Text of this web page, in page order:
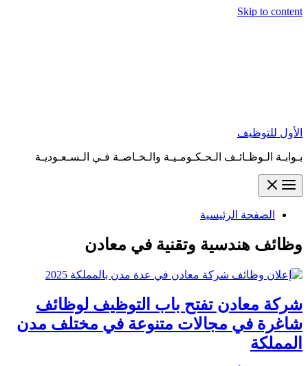
Skip to content
الأول للتوظيف
بـوابـة الـوظـائـف الـحـكـومـيـة والـخـاصـة فـي الـسـعـوديـة
الصفحة الرئيسية
وظائف هندسية وتقنية في معادن
شركة معادن تفتح باب التوظيف لوظائف
شاغرة في مجالات متنوعة في مختلف مدن
المملكة